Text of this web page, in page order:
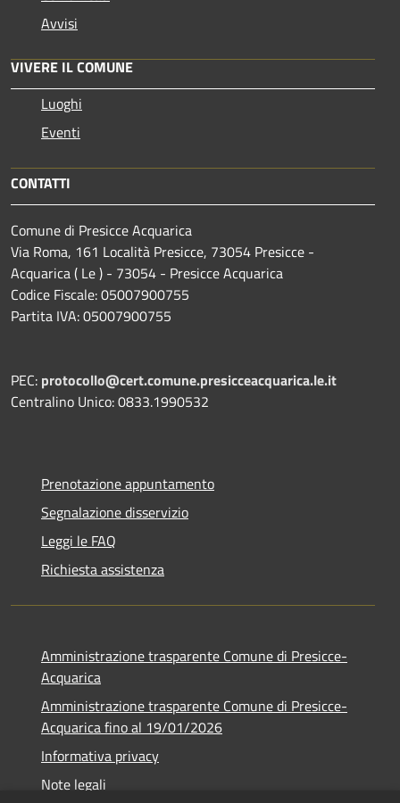
Avvisi
VIVERE IL COMUNE
Luoghi
Eventi
CONTATTI
Comune di Presicce Acquarica
Via Roma, 161 Località Presicce, 73054 Presicce -
Acquarica ( Le ) - 73054 - Presicce Acquarica
Codice Fiscale: 05007900755
Partita IVA: 05007900755
PEC: protocollo@cert.comune.presicceacquarica.le.it
Centralino Unico: 0833.1990532
Prenotazione appuntamento
Segnalazione disservizio
Leggi le FAQ
Richiesta assistenza
Amministrazione trasparente Comune di Presicce-
Acquarica
Amministrazione trasparente Comune di Presicce-
Acquarica fino al 19/01/2026
Informativa privacy
Note legali